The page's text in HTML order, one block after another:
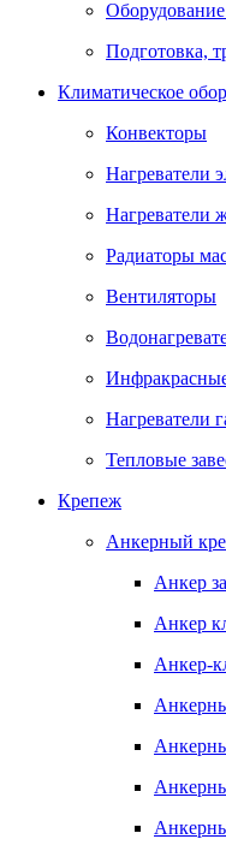
Оборудование
Подготовка,
Климатическое
Конвекторы
Нагреватели
Нагреватели
Радиаторы
Вентиляторы
Нагреватели
Тепловые
Крепеж
Анкерный
Анкер
Анкер
Анкер-